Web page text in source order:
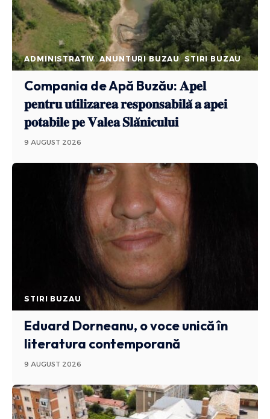
ADMINISTRATIV ANUNTURI BUZAU STIRI BUZAU
Compania de Apă Buzău: 𝐀𝐩𝐞𝐥
𝐩𝐞𝐧𝐭𝐫𝐮 𝐮𝐭𝐢𝐥𝐢𝐳𝐚𝐫𝐞𝐚 𝐫𝐞𝐬𝐩𝐨𝐧𝐬𝐚𝐛𝐢𝐥𝐚̆ 𝐚 𝐚𝐩𝐞𝐢
𝐩𝐨𝐭𝐚𝐛𝐢𝐥𝐞 𝐩𝐞 𝐕𝐚𝐥𝐞𝐚 𝐒𝐥𝐚̆𝐧𝐢𝐜𝐮𝐥𝐮𝐢
9 AUGUST 2026
STIRI BUZAU
Eduard Dorneanu, o voce unică în
literatura contemporană
9 AUGUST 2026